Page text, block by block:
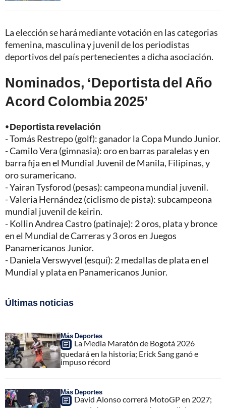
La elección se hará mediante votación en las categorias
femenina, masculina y juvenil de los periodistas
deportivos del país pertenecientes a dicha asociación.
Nominados, ‘Deportista del Año
Acord Colombia 2025’
⦁ Deportista revelación
- Tomás Restrepo (golf): ganador la Copa Mundo Junior.
- Camilo Vera (gimnasia): oro en barras paralelas y en
barra fija en el Mundial Juvenil de Manila, Filipinas, y
oro suramericano.
- Yairan Tysforod (pesas): campeona mundial juvenil.
- Valeria Hernández (ciclismo de pista): subcampeona
mundial juvenil de keirin.
- Kollin Andrea Castro (patinaje): 2 oros, plata y bronce
en el Mundial de Carreras y 3 oros en Juegos
Panamericanos Junior.
- Daniela Verswyvel (esquí): 2 medallas de plata en el
Mundial y plata en Panamericanos Junior.
Últimas noticias
Más Deportes
La Media Maratón de Bogotá 2026
quedará en la historia; Erick Sang ganó e
impuso récord
Más Deportes
David Alonso correrá MotoGP en 2027;